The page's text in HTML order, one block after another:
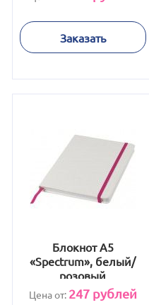
Заказать
Блокнот А5
«Spectrum», белый/
розовый
Цена от: 247рублей